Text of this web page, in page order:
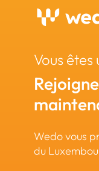
Vous êtes
Wedo vous
du